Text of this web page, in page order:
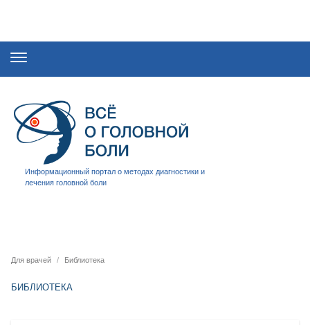
Информационный портал о методах диагностики и
лечения головной боли
Для врачей Библиотека
БИБЛИОТЕКА